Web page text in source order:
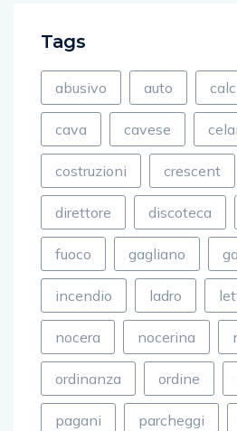
Tags
abusivo auto
cava cavese
costruzioni crescent
direttore discoteca
fuoco gagliano
incendio ladro
nocera nocerina
ordinanza ordine
pagani parcheggi